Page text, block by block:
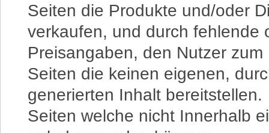
Seiten die Produkte und/oder
verkaufen, und durch fehlende
Preisangaben, den Nutzer
Seiten die keinen eigenen,
generierten Inhalt bereitstellen.
Seiten welche nicht Innerhalb